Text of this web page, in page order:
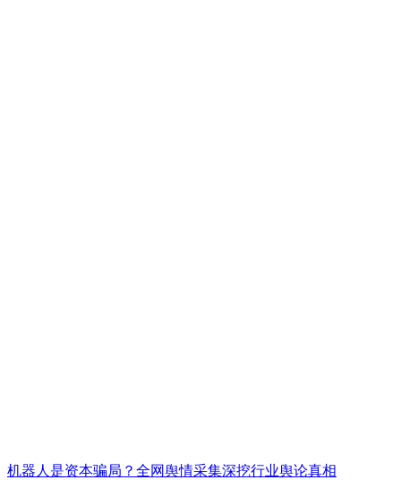
机器人是资本骗局？全网舆情采集深挖行业舆论真相